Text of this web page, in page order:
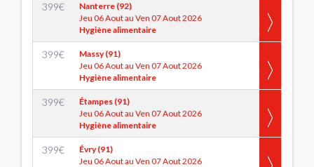
399€
Nanterre (92)
Jeu 06 Aout au Ven 07 Aout 2026
Hygiène alimentaire
399€
Massy (91)
Jeu 06 Aout au Ven 07 Aout 2026
Hygiène alimentaire
399€
Étampes (91)
Jeu 06 Aout au Ven 07 Aout 2026
Hygiène alimentaire
399€
Évry (91)
Jeu 06 Aout au Ven 07 Aout 2026